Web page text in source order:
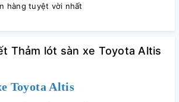
hàng tuyệt vời nhất
Thảm lót sàn xe Toyota Altis
Toyota Altis